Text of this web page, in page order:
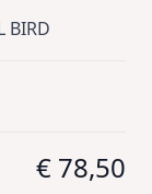
BIRD
€ 78,50